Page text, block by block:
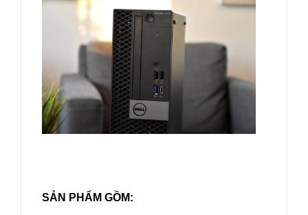
SẢN PHẨM GỒM: